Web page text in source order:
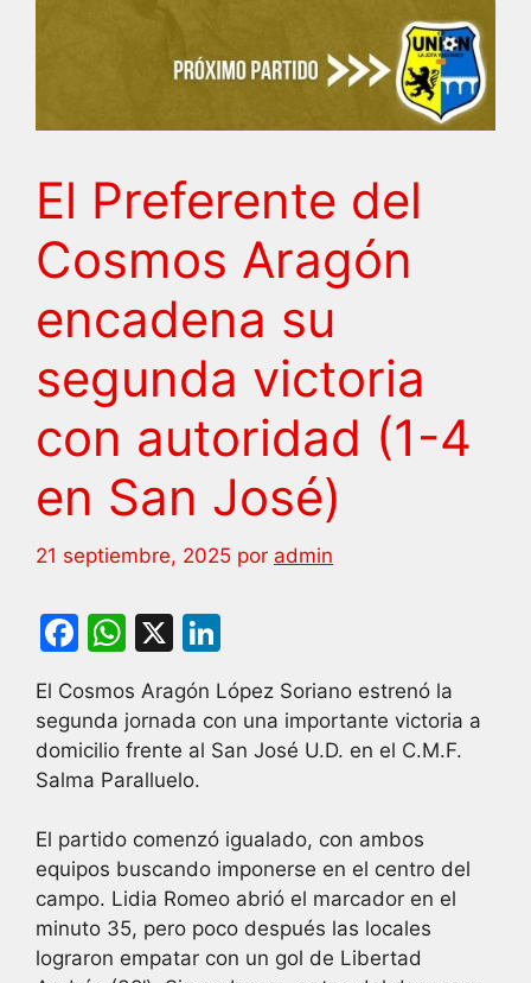
El Preferente del
Cosmos Aragón
encadena su
segunda victoria
con autoridad (1-4
en San José)
21 septiembre, 2025 por admin
F
c
e
b
o
o
k
W
at
s
A
p
X
n
k
e
n
El Cosmos Aragón López Soriano estrenó la
segunda jornada con una importante victoria a
domicilio frente al San José U.D. en el C.M.F.
Salma Paralluelo.
El partido comenzó igualado, con ambos
equipos buscando imponerse en el centro del
campo. Lidia Romeo abrió el marcador en el
minuto 35, pero poco después las locales
lograron empatar con un gol de Libertad